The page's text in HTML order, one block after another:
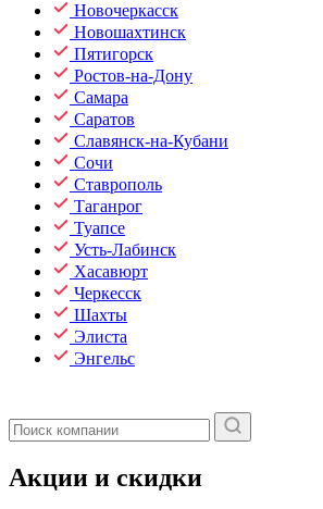
Новочеркасск
Новошахтинск
Пятигорск
Ростов-на-Дону
Самара
Саратов
Славянск-на-Кубани
Сочи
Ставрополь
Таганрог
Туапсе
Усть-Лабинск
Хасавюрт
Черкесск
Шахты
Элиста
Энгельс
Акции и скидки